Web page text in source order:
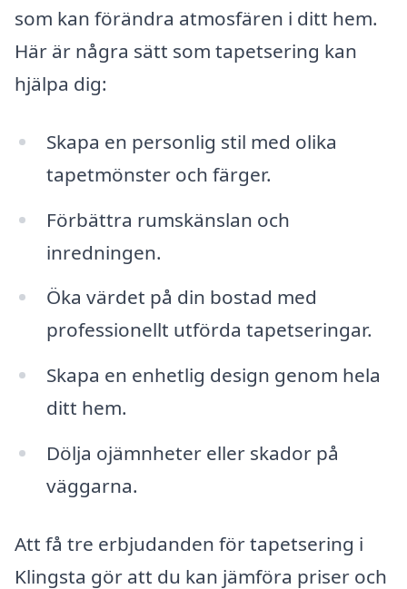
som kan förändra atmosfären i ditt hem.
Här är några sätt som tapetsering kan
hjälpa dig:
Skapa en personlig stil med olika
tapetmönster och färger.
Förbättra rumskänslan och
inredningen.
Öka värdet på din bostad med
professionellt utförda tapetseringar.
Skapa en enhetlig design genom hela
ditt hem.
Dölja ojämnheter eller skador på
väggarna.
Att få tre erbjudanden för tapetsering i
Klingsta gör att du kan jämföra priser och